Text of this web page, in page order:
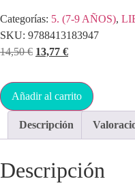
Categorías: 5. (7-9 AÑOS),
SKU: 9788413183947
14,50€ 13,77 €
Añadir al carrito
Descripción
Descripción